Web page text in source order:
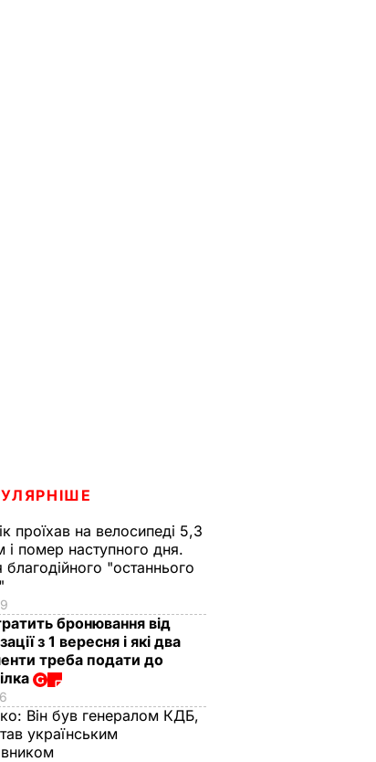
проїхав на велосипеді 5,3
і помер наступного дня.
благодійного "останнього
бронювання від
з 1 вересня і які два
треба подати до
Він був генералом КДБ,
українським